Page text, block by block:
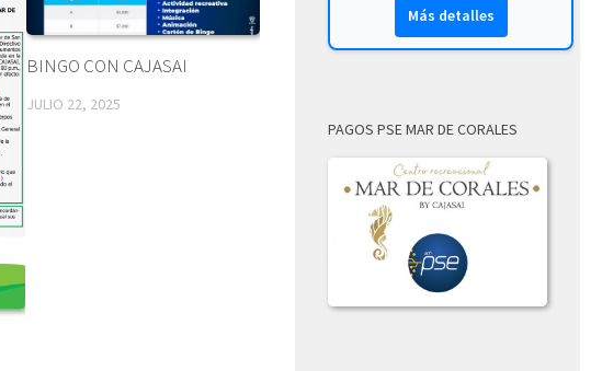
BINGO CON CAJASAI
JULIO 22, 2025
Más detalles
PAGOS PSE MAR DE CORALES